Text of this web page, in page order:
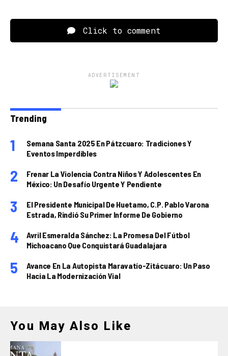
Click to comment
ADVERTISEMENT
Trending
Semana Santa 2025 En Pátzcuaro: Tradiciones Y
Eventos Imperdibles
Frenar La Violencia Contra Niños Y Adolescentes En
México: Un Desafío Urgente Y Pendiente
El Presidente Municipal De Huetamo, C.P. Pablo Varona
Estrada, Rindió Su Primer Informe De Gobierno
Avril Esmeralda Sánchez: La Promesa Del Fútbol
Michoacano Que Conquistará Guadalajara
Avance En La Autopista Maravatío-Zitácuaro: Un Paso
Hacia La Modernización Vial
You May Also Like